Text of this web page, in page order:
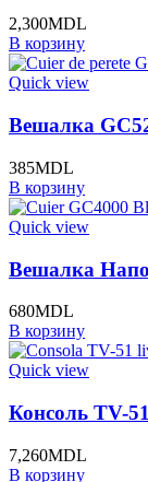
2,300MDL
В корзину
Quick view
Вешалка
385MDL
В корзину
Quick view
Вешалка
680MDL
В корзину
Quick view
Консоль TV-51
7,260MDL
В корзину